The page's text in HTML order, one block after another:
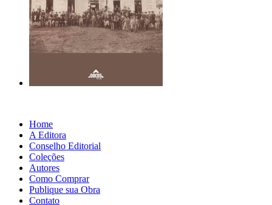
Home
A Editora
Conselho Editorial
Coleções
Autores
Como Comprar
Publique sua Obra
Contato